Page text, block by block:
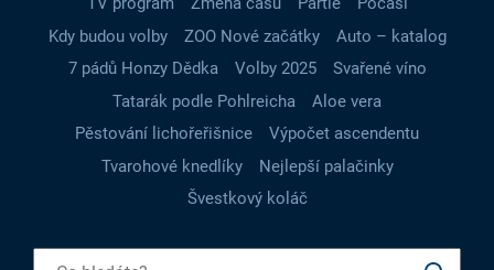
Kdy budou volby
ZOO Nové začátky
Auto – katalog
7 pádů Honzy Dědka
Volby 2025
Svařené víno
Tatarák podle Pohlreicha
Aloe vera
Pěstování lichořeřišnice
Výpočet ascendentu
Tvarohové knedlíky
Nejlepší palačinky
Švestkový koláč